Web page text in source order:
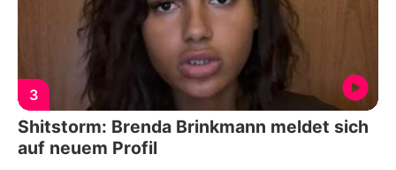
3
Shitstorm: Brenda Brinkmann meldet sich
auf neuem Profil